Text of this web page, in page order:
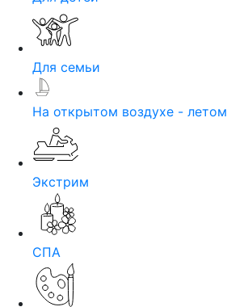
Для семьи
На открытом воздухе - летом
Экстрим
СПА